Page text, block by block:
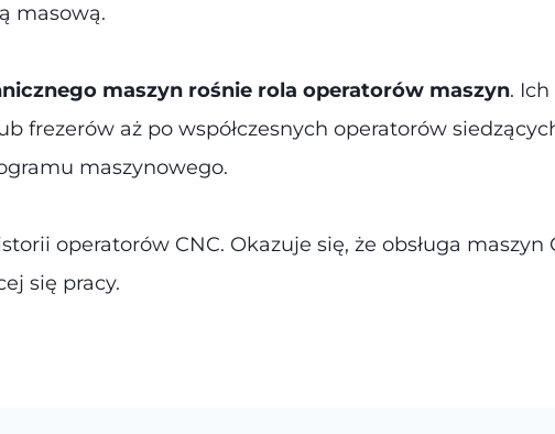
masową.
maszyn rośnie rola operatorów maszyn.
frezerów aż po współczesnych operatorów
maszynowego.
operatorów CNC. Okazuje się, że obsługa maszyn
się pracy.